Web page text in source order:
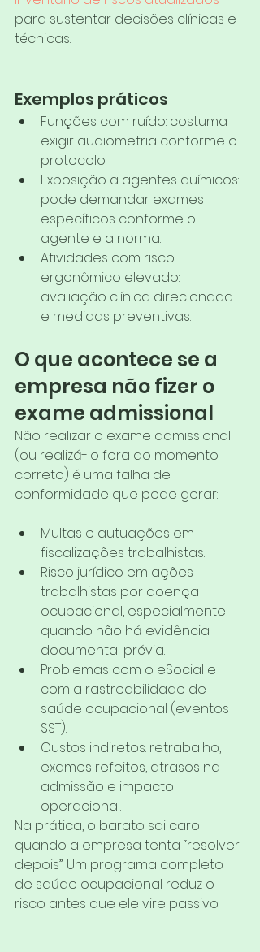
para sustentar decisões clínicas e
técnicas.
Exemplos práticos
Funções com ruído: costuma
exigir audiometria conforme o
protocolo.
Exposição a agentes químicos:
pode demandar exames
específicos conforme o
agente e a norma.
Atividades com risco
ergonômico elevado:
avaliação clínica direcionada
e medidas preventivas.
O que acontece se a
empresa não fizer o
exame admissional
Não realizar o exame admissional
(ou realizá-lo fora do momento
correto) é uma falha de
conformidade que pode gerar:
Multas e autuações em
fiscalizações trabalhistas.
Risco jurídico em ações
trabalhistas por doença
ocupacional, especialmente
quando não há evidência
documental prévia.
Problemas com o eSocial e
com a rastreabilidade de
saúde ocupacional (eventos
SST).
Custos indiretos: retrabalho,
exames refeitos, atrasos na
admissão e impacto
operacional.
Na prática, o barato sai caro
quando a empresa tenta “resolver
depois”. Um programa completo
de saúde ocupacional reduz o
risco antes que ele vire passivo.